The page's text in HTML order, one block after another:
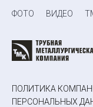
ФОТО ВИДЕО
ПОЛИТИКА
ПЕРСОНАЛЬНЫХ